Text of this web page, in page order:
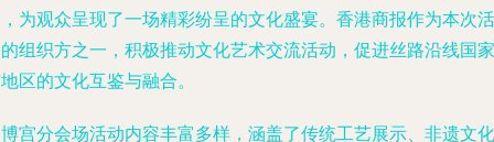
为观众呈现了一场精彩纷呈的文化盛宴。香港商报作为本次活
组织方之一，积极推动文化艺术交流活动，促进丝路沿线国家
区的文化互鉴与融合。
宫分会场活动内容丰富多样，涵盖了传统工艺展示、非遗文化